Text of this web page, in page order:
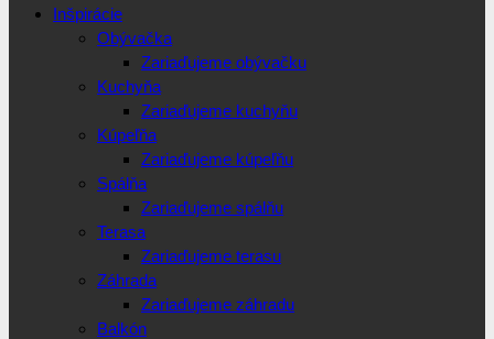
Inšpirácie
Obývačka
Zariaďujeme obývačku
Kuchyňa
Zariaďujeme kuchyňu
Kúpeľňa
Zariaďujeme kúpeľňu
Spálňa
Zariaďujeme spálňu
Terasa
Zariaďujeme terasu
Záhrada
Zariaďujeme záhradu
Balkón